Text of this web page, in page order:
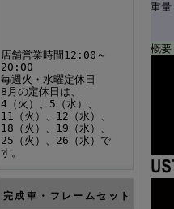
店舗営業時間12:00～
20:00
毎週火・水曜定休日
8月の定休日は、
4（火）、5（水）、
11（火）、12（水）、
18（火）、19（水）、
25（火）、26（水）で
す。
完成車・フレームセット
重量
概要